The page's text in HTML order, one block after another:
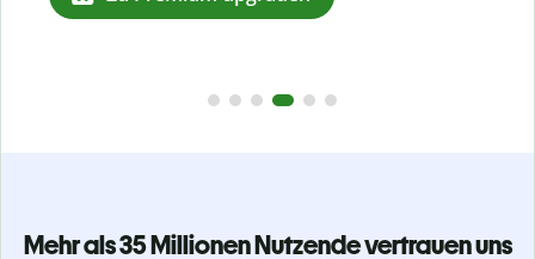
Mehr als 35 Millionen Nutzende vertrauen uns